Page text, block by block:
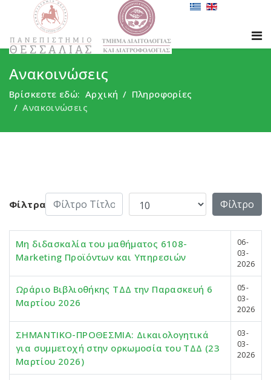
Ανακοινώσεις
Βρίσκεστε εδώ: Αρχική
Πληροφορίες
Ανακοινώσεις
Φίλτρα Φίλτρο Τίτλου Εμφάνιση # Φίλτρο
Μη διδασκαλία του μαθήματος 6108-
Marketing Προϊόντων και Υπηρεσιών
06-
03-
2026
Ωράριο Βιβλιοθήκης ΤΔΔ την Παρασκευή 6
Μαρτίου 2026
05-
03-
2026
ΣΗΜΑΝΤΙΚΟ-ΠΡΟΘΕΣΜΙΑ: Δικαιολογητικά
για συμμετοχή στην ορκωμοσία του ΤΔΔ (23
Μαρτίου 2026)
03-
03-
2026